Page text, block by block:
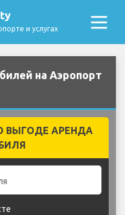
и услугах
на Аэропорт
ВЫГОДЕ АРЕНДА